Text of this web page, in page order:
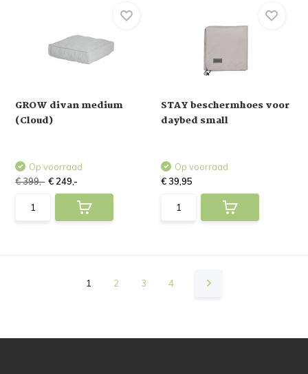
GROW divan medium
(Cloud)
Op voorraad
€ 399,- € 249,-
STAY beschermhoes voor
daybed small
Op voorraad
€ 39,95
1 2 3 4